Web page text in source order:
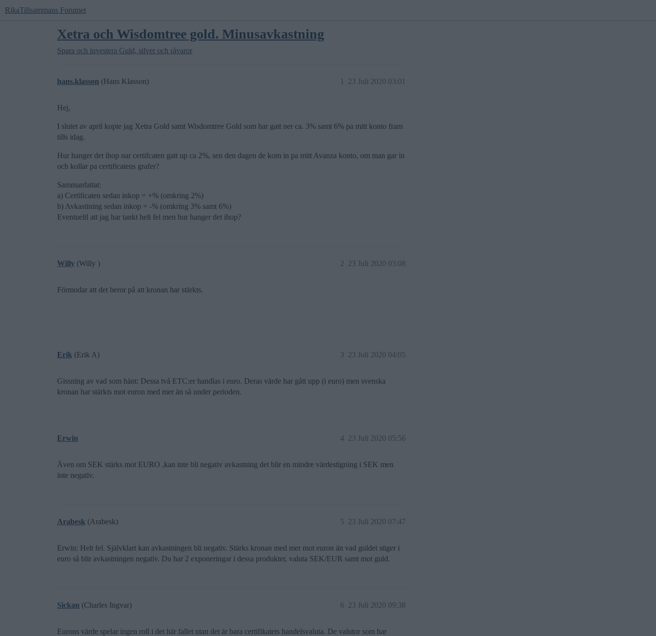
RikaTillsammans Forumet
Xetra och Wisdomtree gold. Minusavkastning
Spara och investera Guld, silver och råvaror
hans.klasson (Hans Klasson) 23 Juli 2020 03:01
1
Hej,
I slutet av april kopte jag Xetra Gold samt Wisdomtree Gold som har gatt ner ca. 3% samt 6% pa mitt konto fram
tills idag.
Hur hanger det ihop nar certifcaten gatt up ca 2%, sen den dagen de kom in pa mitt Avanza konto, om man gar in
och kollar pa certificatens grafer?
Sammanfattat:
a) Certificaten sedan inkop = +% (omkring 2%)
b) Avkastining sedan inkop = -% (omkring 3% samt 6%)
Eventueltl att jag har tankt helt fel men hur hanger det ihop?
Willy (Willy ) 23 Juli 2020 03:08
2
Förmodar att det beror på att kronan har stärkts.
Erik (Erik A) 23 Juli 2020 04:05
3
Gissning av vad som hänt: Dessa två ETC:er handlas i euro. Deras värde har gått upp (i euro) men svenska
kronan har stärkts mot euron med mer än så under perioden.
Erwin 23 Juli 2020 05:56
4
Även om SEK stärks mot EURO ,kan inte bli negativ avkastning det blir en mindre värdestigning i SEK men
inte negativ.
Arabesk (Arabesk) 23 Juli 2020 07:47
5
Erwin: Helt fel. Självklart kan avkastningen bli negativ. Stärks kronan med mer mot euron än vad guldet stiger i
euro så blir avkastningen negativ. Du har 2 exponeringar i dessa produkter, valuta SEK/EUR samt mot guld.
Sickan (Charles Ingvar) 23 Juli 2020 09:38
6
Eurons värde spelar ingen roll i det här fallet utan det är bara certifikatets handelsvaluta. De valutor som har